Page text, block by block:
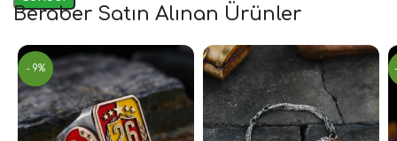
Beraber Satın Alınan Ürünler
- 9%